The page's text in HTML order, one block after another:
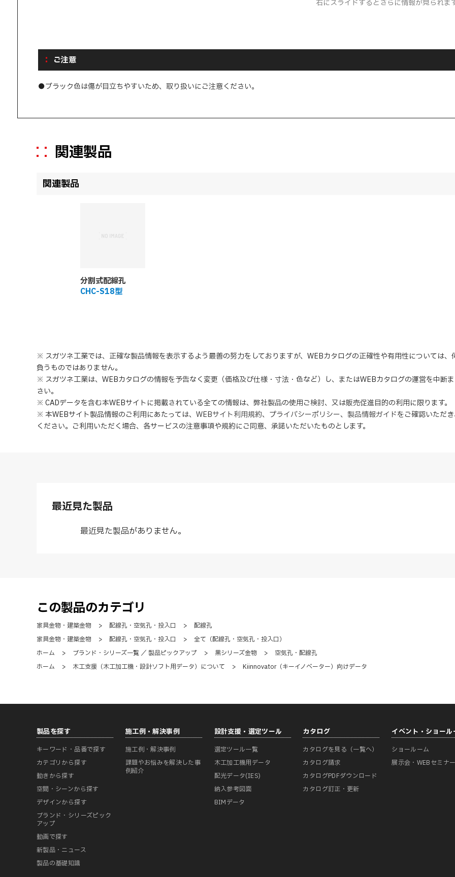
右にスライドするとさらに情報が見られま
ご注意
●ブラック色は傷が目立ちやすいため、取り扱いにご注意ください。
関連製品
関連製品
分割式配線孔
CHC-S18型
※ スガツネ工業では、正確な製品情報を表示するよう最善の努力をしておりますが、WEBカタログの正確性や有用性については
負うものではありません。
※ スガツネ工業は、WEBカタログの情報を予告なく変更（価格及び仕様・寸法・色など）し、またはWEBカタログの運営を中断
さい。
※ CADデータを含む本WEBサイトに掲載されている全ての情報は、弊社製品の使用ご検討、又は販売促進目的の利用に限ります。
※ 本WEBサイト製品情報のご利用にあたっては、 WEBサイト利用規約、 プライバシーポリシー、 製品情報ガイドをご確認いただ
ください。ご利用いただく場合、各サービスの注意事項や規約にご同意、 承諾いただいたものとします。
最近見た製品
最近見た製品がありません。
この製品のカテゴリ
家具金物・建築金物 > 配線孔・空気孔・投入口 >
配線孔
家具金物・建築金物
> 配線孔・空気孔・投入口 >
全て（配線孔・空気孔・投入口）
ホーム
> ブランド・シリーズ一覧 ／ 製品ピックアップ > 黒シリーズ金物 >
空気孔・配線孔
ホーム
> 木工支援（木工加工機・設計ソフト用データ）について > Kiinnovator（キーイノベーター）向けデータ
製品を探す
キーワード・品番で探す
カテゴリから探す
動きから探す
空間・シーンから探す
デザインから探す
ブランド・シリーズピック
アップ
動画で探す
新製品・ニュース
製品の基礎知識
施工例・解決事例
施工例・解決事例
課題やお悩みを解決した事
例紹介
設計支援・選定ツール
選定ツール一覧
木工加工機用データ
配光データ(IES)
納入参考図面
BIMデータ
カタログ
カタログを見る（一覧へ）
カタログ請求
カタログPDFダウンロード
カタログ訂正・更新
イベント・ショール
ショールーム
展示会・WEBセミナ